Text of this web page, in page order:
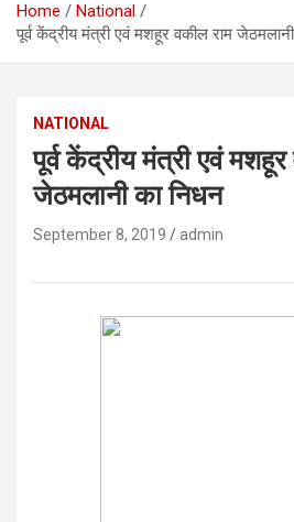
Home
National
पूर्व केंद्रीय मंत्री एवं मशहूर वकील राम
NATIONAL
पूर्व केंद्रीय मंत्री एवं
जेठमलानी का निधन
September 8, 2019 admin